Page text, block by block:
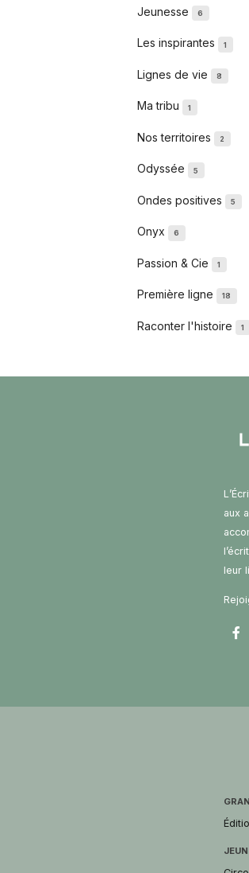
Jeunesse 6
Les inspirantes 1
Lignes de vie 8
Ma tribu 1
Nos territoires 2
Odyssée 5
Ondes positives 5
Onyx 6
Passion & Cie 1
Première ligne 18
Raconter l'histoire 1
aux
leur